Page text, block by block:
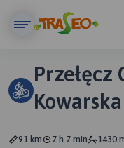
Przełęcz
91 km 7 h 7 min 1430